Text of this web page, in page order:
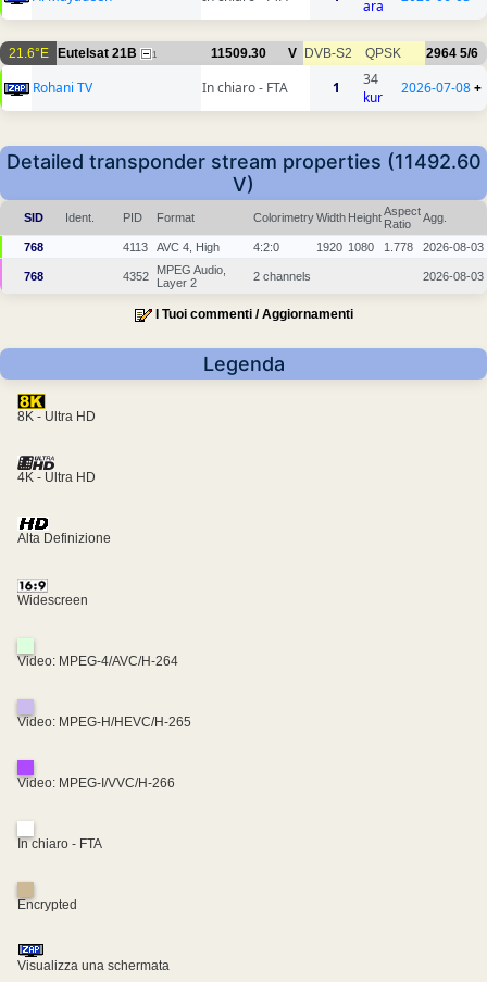
ara
21.6°E Eutelsat 21B 1 11509.30 V DVB-S2 QPSK 2964 5/6
Rohani TV In chiaro - FTA 1
34
kur
2026-07-08+
Detailed transponder stream properties (11492.60
V)
SID Ident. PID Format ColorimetryWidth HeightAspect
Ratio
Agg.
768 4113 AVC 4, High 4:2:0 1920 1080 1.778 2026-08-03
768 4352
MPEG Audio,
Layer 2
2 channels 2026-08-03
I Tuoi commenti / Aggiornamenti
Legenda
8K - Ultra HD
4K - Ultra HD
Alta Definizione
Widescreen
Video: MPEG-4/AVC/H-264
Video: MPEG-H/HEVC/H-265
Video: MPEG-I/VVC/H-266
In chiaro - FTA
Encrypted
Visualizza una schermata